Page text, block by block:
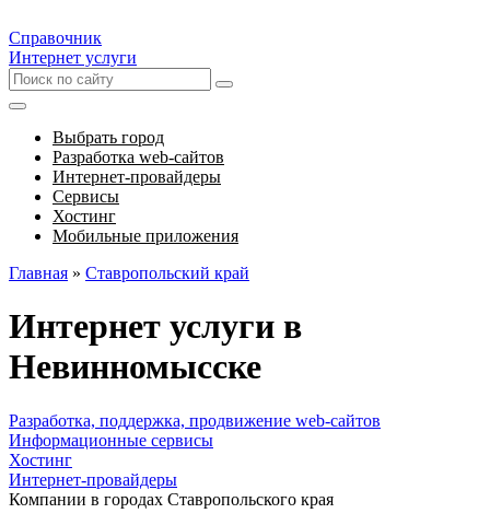
Справочник
Интернет услуги
Выбрать город
Разработка web-сайтов
Интернет-провайдеры
Сервисы
Хостинг
Мобильные приложения
Главная » Ставропольский край
Интернет услуги в
Невинномысске
Разработка, поддержка, продвижение web-сайтов
Информационные сервисы
Хостинг
Интернет-провайдеры
Компании в городах Ставропольского края